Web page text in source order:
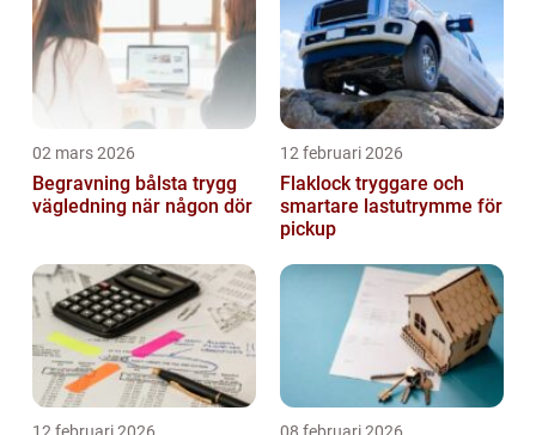
02 mars 2026
Begravning bålsta trygg
vägledning när någon dör
12 februari 2026
Flaklock tryggare och
smartare lastutrymme för
pickup